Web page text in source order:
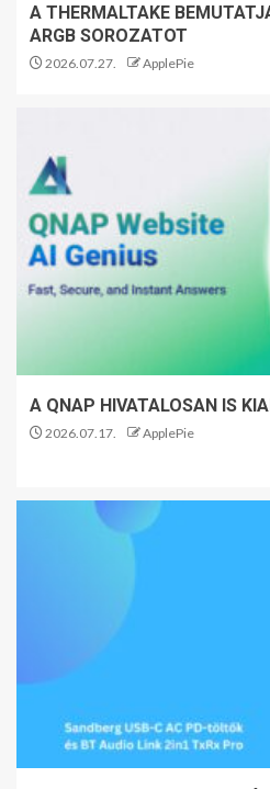
A THERMALTAKE
ARGB SOROZATOT
2026.07.27. ApplePie
A QNAP HIVATALOSAN IS
2026.07.17. ApplePie